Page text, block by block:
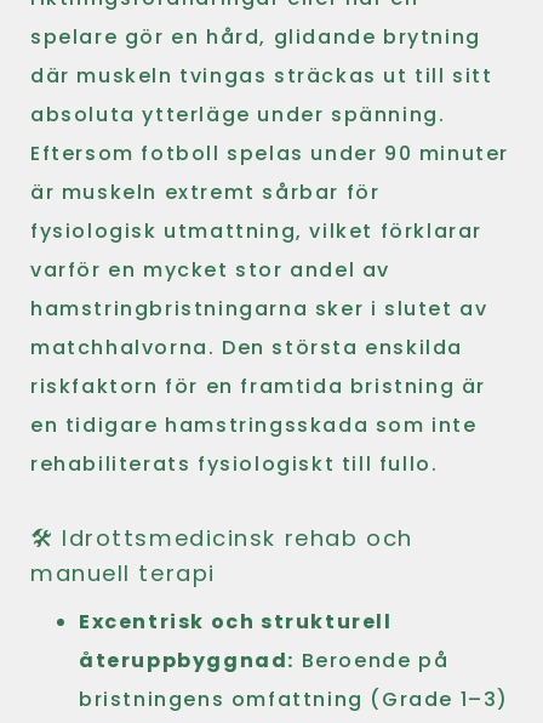
spelare gör en hård, glidande brytning
där muskeln tvingas sträckas ut till sitt
absoluta ytterläge under spänning.
Eftersom fotboll spelas under 90 minuter
är muskeln extremt sårbar för
fysiologisk utmattning, vilket förklarar
varför en mycket stor andel av
hamstringbristningarna sker i slutet av
matchhalvorna. Den största enskilda
riskfaktorn för en framtida bristning är
en tidigare hamstringsskada som inte
rehabiliterats fysiologiskt till fullo.
🛠️ Idrottsmedicinsk rehab och
manuell terapi
Excentrisk och strukturell
återuppbyggnad: Beroende på
bristningens omfattning (Grade 1–3)